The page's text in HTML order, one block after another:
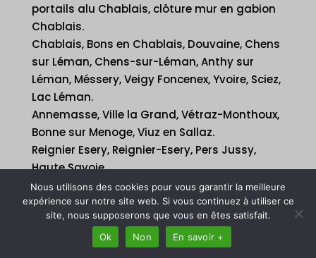
portails alu Chablais, clôture mur en gabion
Chablais.
Chablais, Bons en Chablais, Douvaine, Chens
sur Léman, Chens-sur-Léman, Anthy sur
Léman, Méssery, Veigy Foncenex, Yvoire, Sciez,
Lac Léman.
Annemasse, Ville la Grand, Vétraz-Monthoux,
Bonne sur Menoge, Viuz en Sallaz.
Reignier Esery, Reignier-Esery, Pers Jussy,
Haute Savoie.
La Roche sur Foron, Thyez, Marignier, Ayse
Ayze, Bonneville, Sallanches, Cluses.
Vallée de l’Arve, Vallée Verte, Taninges,
Morzine, Aravis, La Clusaz.
Nous utilisons des cookies pour vous garantir la meilleure
expérience sur notre site web. Si vous continuez à utiliser ce
site, nous supposerons que vous en êtes satisfait.
Ok
Non En savoir +